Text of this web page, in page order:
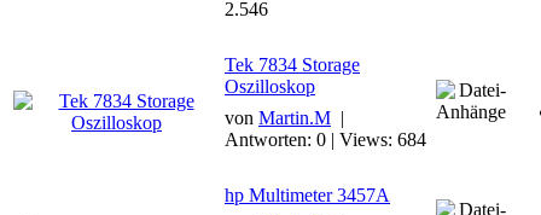
2.546
Tek 7834 Storage
Oszilloskop
von Martin.M |
Antworten: 0 | Views: 684
hp Multimeter 3457A